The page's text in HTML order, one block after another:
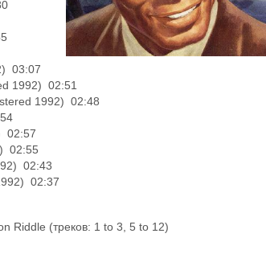
03:07
1992) 02:51
1992) 02:48
02:57
02:55
02:43
02:37
Riddle (треков: 1 to 3, 5 to 12)